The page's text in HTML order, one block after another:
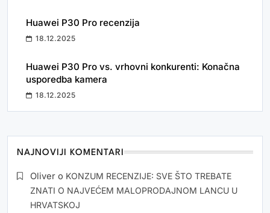
Huawei P30 Pro recenzija
18.12.2025
Huawei P30 Pro vs. vrhovni konkurenti: Konačna
usporedba kamera
18.12.2025
NAJNOVIJI KOMENTARI
Oliver o KONZUM RECENZIJE: SVE ŠTO TREBATE
ZNATI O NAJVEĆEM MALOPRODAJNOM LANCU U
HRVATSKOJ